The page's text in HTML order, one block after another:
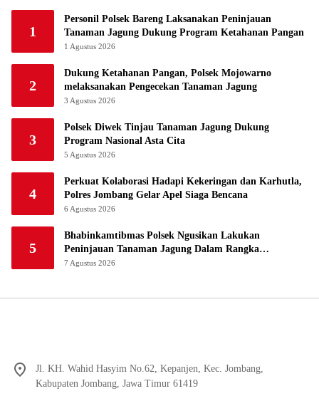
1
Personil Polsek Bareng Laksanakan Peninjauan
Tanaman Jagung Dukung Program Ketahanan Pangan
1 Agustus 2026
2
Dukung Ketahanan Pangan, Polsek Mojowarno
melaksanakan Pengecekan Tanaman Jagung
3 Agustus 2026
3
Polsek Diwek Tinjau Tanaman Jagung Dukung
Program Nasional Asta Cita
5 Agustus 2026
4
Perkuat Kolaborasi Hadapi Kekeringan dan Karhutla,
Polres Jombang Gelar Apel Siaga Bencana
6 Agustus 2026
5
Bhabinkamtibmas Polsek Ngusikan Lakukan
Peninjauan Tanaman Jagung Dalam Rangka
Mendukung Ketahanan Pangan
7 Agustus 2026
Jl. KH. Wahid Hasyim No.62, Kepanjen, Kec. Jombang,
Kabupaten Jombang, Jawa Timur 61419